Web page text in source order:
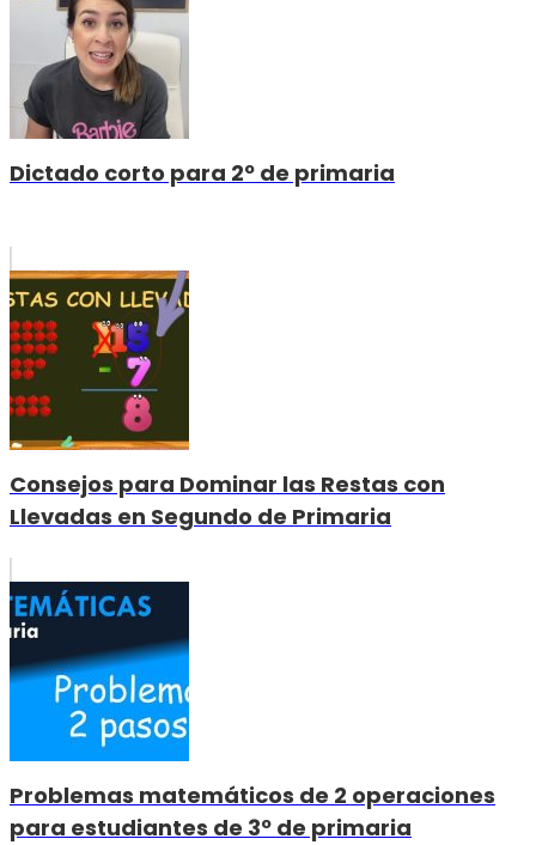
Dictado corto para 2º de primaria
Consejos para Dominar las Restas con
Llevadas en Segundo de Primaria
Problemas matemáticos de 2 operaciones
para estudiantes de 3º de primaria